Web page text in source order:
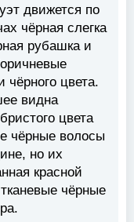
движется по
чёрная слегка
рубашка и
цвета.
видна
цвета
чёрные волосы
но их
красной
чёрные